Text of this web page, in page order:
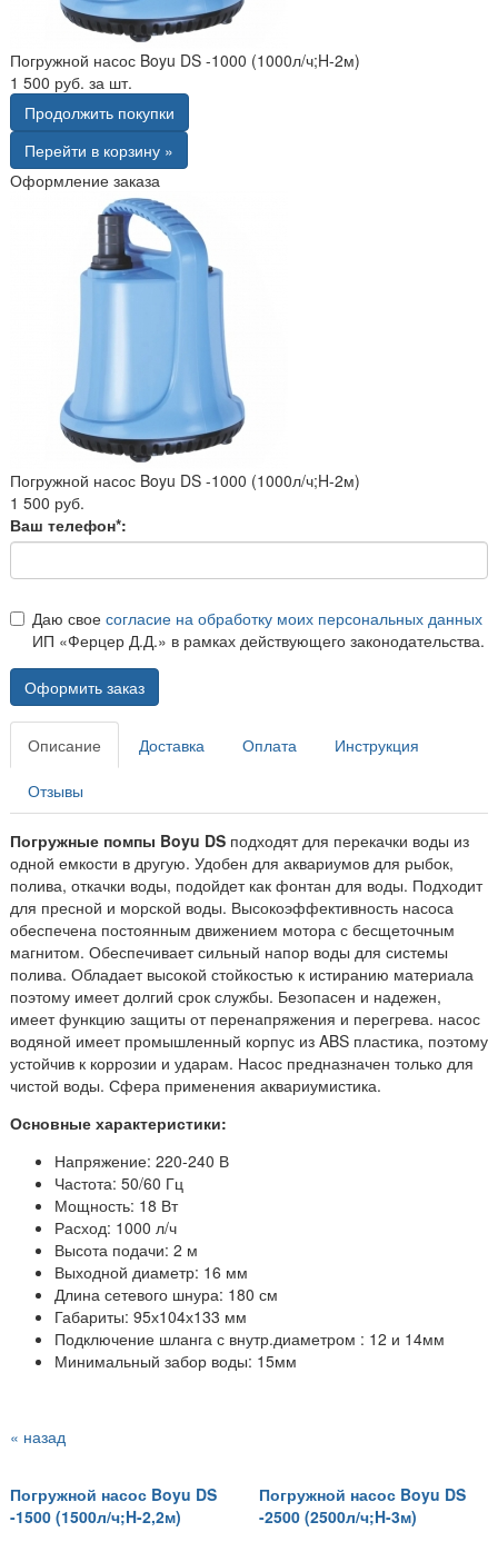
Погружной насос Boyu DS -1000 (1000л/ч;H-2м)
1 500 руб. за шт.
Продолжить покупки
Перейти в корзину »
Оформление заказа
Погружной насос Boyu DS -1000 (1000л/ч;H-2м)
1 500 руб.
Ваш телефон*:
Даю свое согласие на обработку моих персональных данных
ИП «Ферцер Д.Д.» в рамках действующего законодательства.
Оформить заказ
Описание Доставка Оплата Инструкция
Отзывы
Погружные помпы Boyu DS подходят для перекачки воды из
одной емкости в другую. Удобен для аквариумов для рыбок,
полива, откачки воды, подойдет как фонтан для воды. Подходит
для пресной и морской воды. Высокоэффективность насоса
обеспечена постоянным движением мотора с бесщеточным
магнитом. Обеспечивает сильный напор воды для системы
полива. Обладает высокой стойкостью к истиранию материала
поэтому имеет долгий срок службы. Безопасен и надежен,
имеет функцию защиты от перенапряжения и перегрева. насос
водяной имеет промышленный корпус из ABS пластика, поэтому
устойчив к коррозии и ударам. Насос предназначен только для
чистой воды. Сфера применения аквариумистика.
Основные характеристики:
Напряжение: 220-240 В
Частота: 50/60 Гц
Мощность: 18 Вт
Расход: 1000 л/ч
Высота подачи: 2 м
Выходной диаметр: 16 мм
Длина сетевого шнура: 180 см
Габариты: 95х104х133 мм
Подключение шланга с внутр.диаметром : 12 и 14мм
Минимальный забор воды: 15мм
« назад
Погружной насос Boyu DS
-1500 (1500л/ч;H-2,2м)
Погружной насос Boyu DS
-2500 (2500л/ч;H-3м)